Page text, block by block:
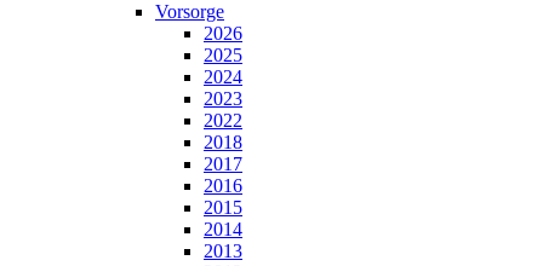
Vorsorge
2026
2025
2024
2023
2022
2018
2017
2016
2015
2014
2013